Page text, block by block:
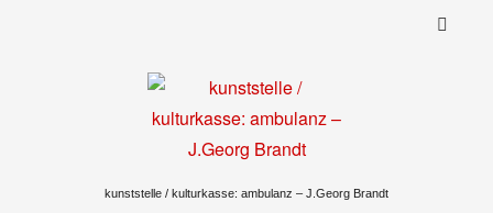
kunststelle / kulturkasse: ambulanz – J.Georg Brandt